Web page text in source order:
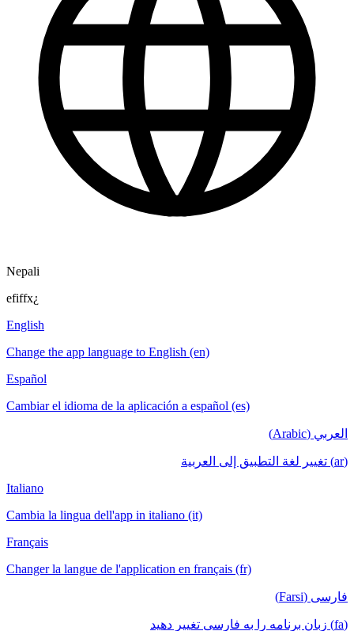
Nepali
efiffx¿
English
Change the app language to English (en)
Español
Cambiar el idioma de la aplicación a español (es)
العربي (Arabic)
(ar) تغيير لغة التطبيق إلى العربية
Italiano
Cambia la lingua dell'app in italiano (it)
Français
Changer la langue de l'application en français (fr)
فارسی (Farsi)
(fa) زبان برنامه را به فارسی تغییر دهید